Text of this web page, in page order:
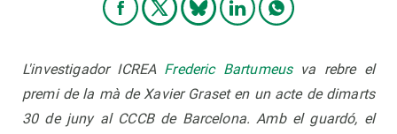
L'investigador ICREA Frederic Bartumeus va rebre el
premi de la mà de Xavier Graset en un acte de dimarts
30 de juny al CCCB de Barcelona. Amb el guardó, el